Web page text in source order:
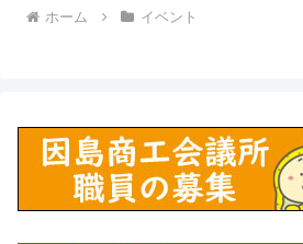
ホーム イベント